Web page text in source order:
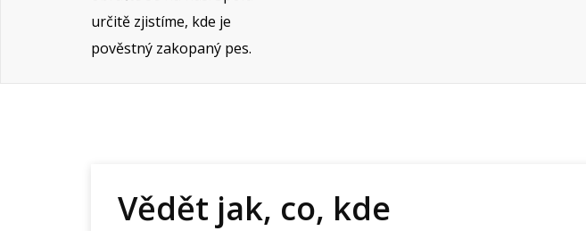
určitě zjistíme, kde je
pověstný zakopaný pes.
Vědět jak, co, kde